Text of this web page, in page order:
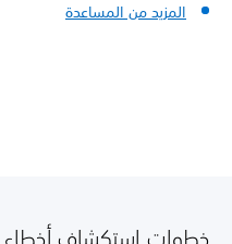
المزيد من المساعدة